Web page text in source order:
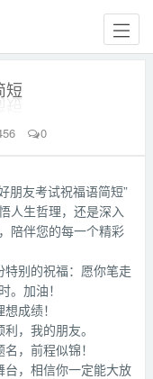
短
0
朋友考试祝福语简短”
人生哲理，还是深入
陪伴您的每一个精彩
别的祝福：愿你笔走
。加油！
成绩！
，我的朋友。
，前程似锦！
，相信你一定能大放